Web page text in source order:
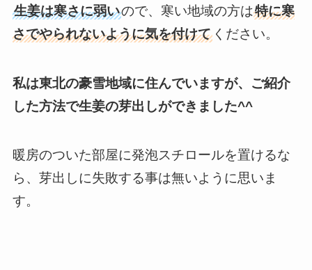
生姜は寒さに弱いので、寒い地域の方は特に寒
さでやられないように気を付けてください。
私は東北の豪雪地域に住んでいますが、ご紹介
した方法で生姜の芽出しができました^^
暖房のついた部屋に発泡スチロールを置けるな
ら、芽出しに失敗する事は無いように思いま
す。